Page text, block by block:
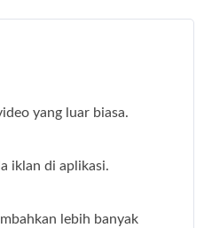
yang luar biasa.
iklan di aplikasi.
lebih banyak